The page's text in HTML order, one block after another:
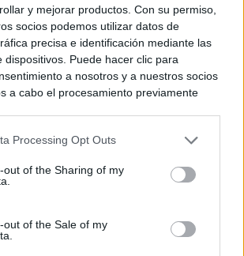
y mejorar productos. Con su permiso,
socios podemos utilizar datos de
precisa e identificación mediante las
dispositivos. Puede hacer clic para
a nosotros y a nuestros socios
a cabo el procesamiento previamente
Tenga en cuenta que algún
pero usted tiene el derecho de
Sus preferencias se aplicarán
entrando de nuevo en este sitio web o
política de privacidad.
Processing Opt Outs
out of the Sharing of my
out of the Sale of my